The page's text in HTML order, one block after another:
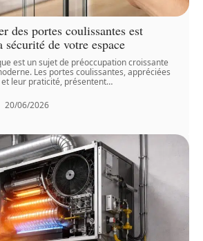
des portes coulissantes est
sécurité de votre espace
est un sujet de préoccupation croissante
Les portes coulissantes, appréciées
leur praticité, présentent…
20/06/2026